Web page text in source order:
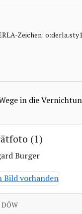
Zeichen:
in die
(1)
Burger